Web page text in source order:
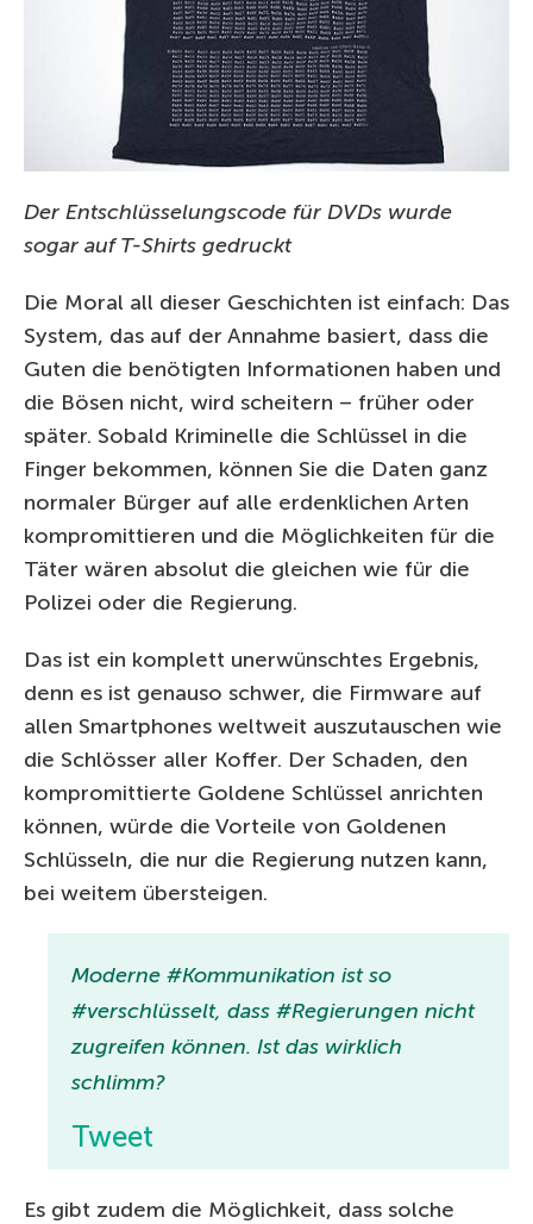
Der Entschlüsselungscode für DVDs wurde
sogar auf T-Shirts gedruckt
Die Moral all dieser Geschichten ist einfach: Das
System, das auf der Annahme basiert, dass die
Guten die benötigten Informationen haben und
die Bösen nicht, wird scheitern – früher oder
später. Sobald Kriminelle die Schlüssel in die
Finger bekommen, können Sie die Daten ganz
normaler Bürger auf alle erdenklichen Arten
kompromittieren und die Möglichkeiten für die
Täter wären absolut die gleichen wie für die
Polizei oder die Regierung.
Das ist ein komplett unerwünschtes Ergebnis,
denn es ist genauso schwer, die Firmware auf
allen Smartphones weltweit auszutauschen wie
die Schlösser aller Koffer. Der Schaden, den
kompromittierte Goldene Schlüssel anrichten
können, würde die Vorteile von Goldenen
Schlüsseln, die nur die Regierung nutzen kann,
bei weitem übersteigen.
Moderne #Kommunikation ist so
#verschlüsselt, dass #Regierungen nicht
zugreifen können. Ist das wirklich
schlimm?
Tweet
Es gibt zudem die Möglichkeit, dass solche